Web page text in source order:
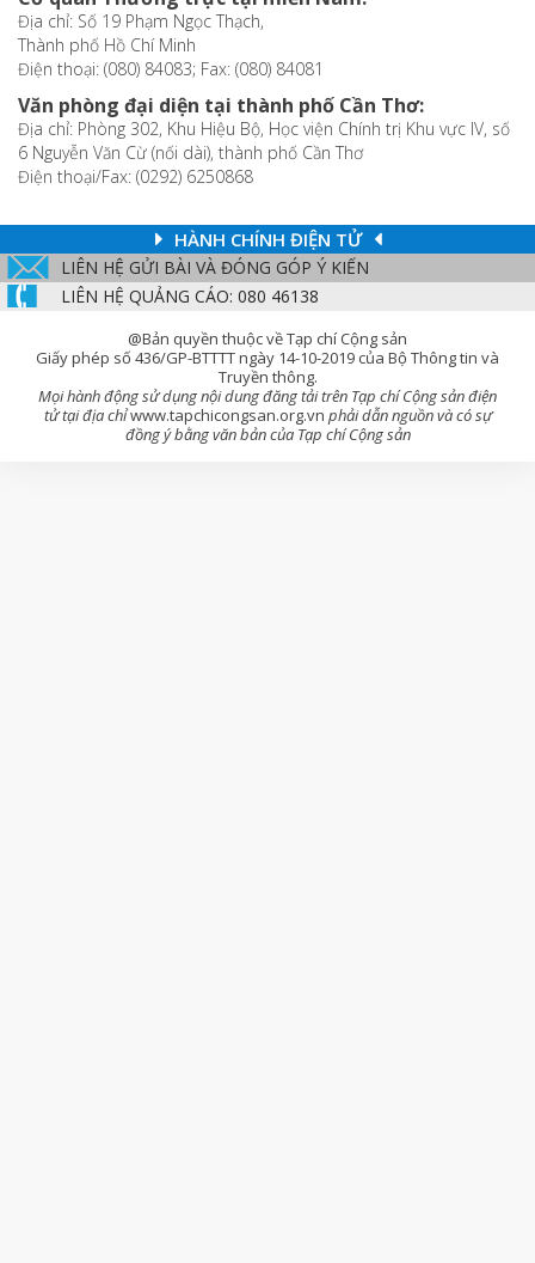
Địa chỉ: Số 19 Phạm Ngọc Thạch,
Thành phố Hồ Chí Minh
Điện thoại: (080) 84083; Fax: (080) 84081
Văn phòng đại diện tại thành phố Cần Thơ:
Địa chỉ: Phòng 302, Khu Hiệu Bộ, Học viện Chính trị Khu vực IV, số
6 Nguyễn Văn Cừ (nối dài), thành phố Cần Thơ
Điện thoại/Fax: (0292) 6250868
HÀNH CHÍNH ĐIỆN TỬ
LIÊN HỆ GỬI BÀI VÀ ĐÓNG GÓP Ý KIẾN
LIÊN HỆ QUẢNG CÁO: 080 46138
@Bản quyền thuộc về Tạp chí Cộng sản
Giấy phép số 436/GP-BTTTT ngày 14-10-2019 của Bộ Thông tin và
Truyền thông.
Mọi hành động sử dụng nội dung đăng tải trên Tạp chí Cộng sản điện
tử tại địa chỉwww.tapchicongsan.org.vn phải dẫn nguồn và có sự
đồng ý bằng văn bản của Tạp chí Cộng sản